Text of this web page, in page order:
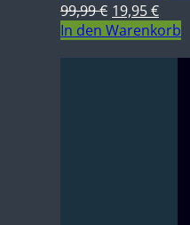
99,99€
Ursprünglicher
19,95€
Aktueller
In den Warenkorb